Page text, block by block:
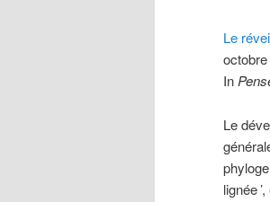
Le
In
Le
lignée